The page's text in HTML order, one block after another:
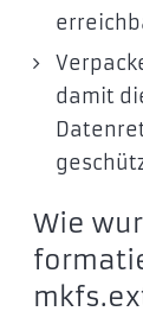
damit
Wie